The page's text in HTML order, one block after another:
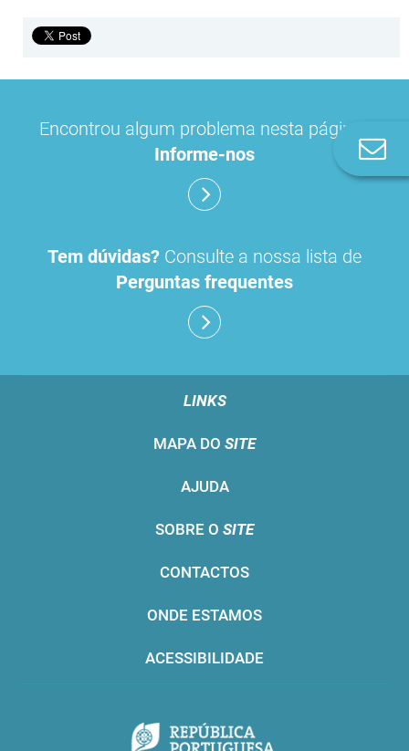
Encontrou algum problema nesta página?
Informe-nos
Tem dúvidas? Consulte a nossa lista de
Perguntas frequentes
LINKS
MAPA DO SITE
AJUDA
SOBRE O SITE
CONTACTOS
ONDE ESTAMOS
ACESSIBILIDADE